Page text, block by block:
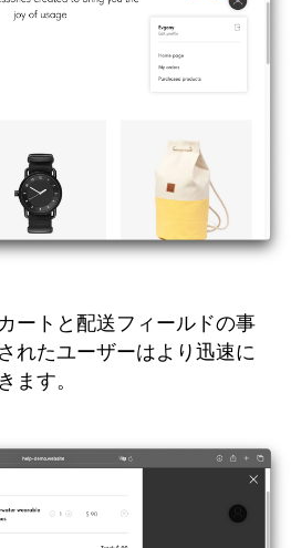
ートと配送フィールドの事
れたユーザーはより迅速に
ます。